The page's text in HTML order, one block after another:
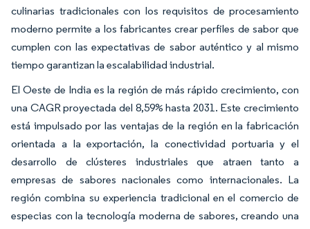
culinarias tradicionales con los requisitos de procesamiento
moderno permite a los fabricantes crear perfiles de sabor que
cumplen con las expectativas de sabor auténtico y al mismo
tiempo garantizan la escalabilidad industrial.
El Oeste de India es la región de más rápido crecimiento, con
una CAGR proyectada del 8,59% hasta 2031. Este crecimiento
está impulsado por las ventajas de la región en la fabricación
orientada a la exportación, la conectividad portuaria y el
desarrollo de clústeres industriales que atraen tanto a
empresas de sabores nacionales como internacionales. La
región combina su experiencia tradicional en el comercio de
especias con la tecnología moderna de sabores, creando una